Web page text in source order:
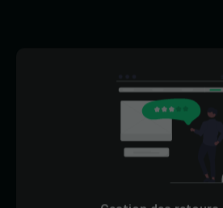
Gestion des retours